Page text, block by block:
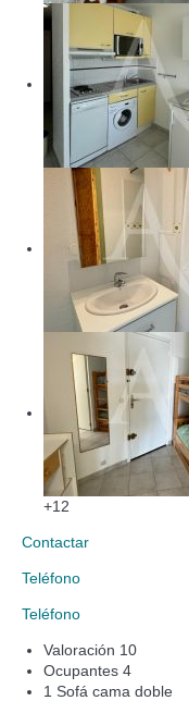
+12
Contactar
Teléfono
Teléfono
Valoración 10
Ocupantes 4
1 Sofá cama doble